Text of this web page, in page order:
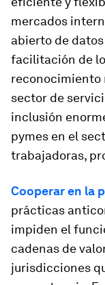
mercados
abierto de
facilitación de
reconocimiento
sector de
inclusión
pymes en el
trabajadoras,
Cooperar en la
prácticas
impiden el
cadenas de
jurisdicciones